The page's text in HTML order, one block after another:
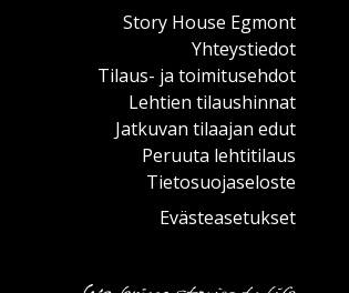
Story House Egmont
Yhteystiedot
Tilaus- ja toimitusehdot
Lehtien tilaushinnat
Jatkuvan tilaajan edut
Peruuta lehtitilaus
Tietosuojaseloste
Evästeasetukset